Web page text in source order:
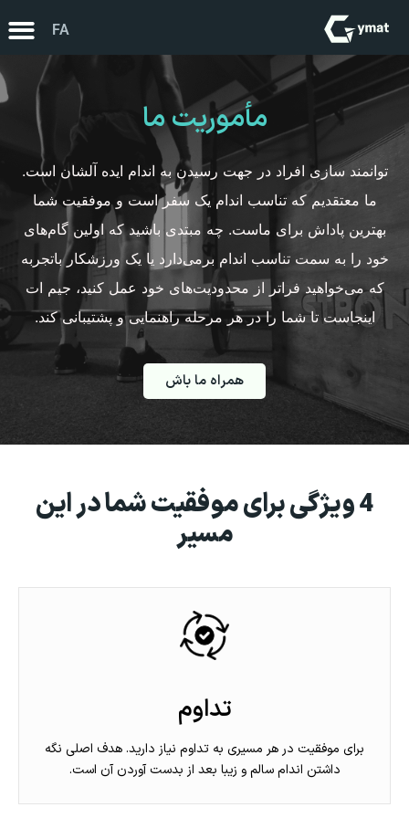
FA
EN
مأموریت ما
توانمند سازی افراد در جهت رسیدن به اندام ایده آلشان است.
ما معتقدیم که تناسب اندام یک سفر است و موفقیت شما
بهترین پاداش برای ماست. چه مبتدی باشید که اولین گام‌های
خود را به سمت تناسب اندام برمی‌دارد یا یک ورزشکار باتجربه
که می‌خواهید فراتر از محدودیت‌های خود عمل کنید، جیم ات
اینجاست تا شما را در هر مرحله راهنمایی و پشتیبانی کند.
همراه ما باش
4 ویژگی برای موفقیت شما در این
مسیر
تداوم
برای موفقیت در هر مسیری به تداوم نیاز دارید. هدف اصلی نگه
داشتن اندام سالم و زیبا بعد از بدست آوردن آن است.